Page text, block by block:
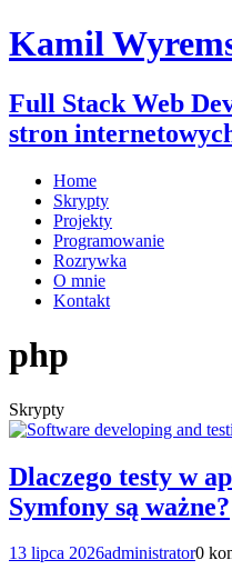
Kamil
Full Stack Web
stron
Home
Skrypty
Projekty
Programowanie
Rozrywka
O mnie
Kontakt
php
Skrypty
Dlaczego testy w
Symfony są ważne?
13 lipca 2026administrator0